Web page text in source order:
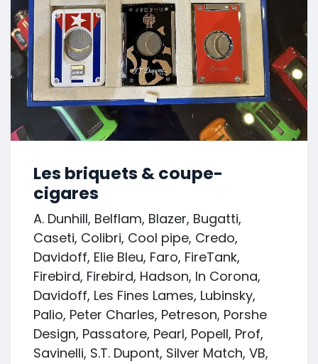
Les briquets & coupe-
cigares
A. Dunhill, Belflam, Blazer, Bugatti,
Caseti, Colibri, Cool pipe, Credo,
Davidoff, Elie Bleu, Faro, FireTank,
Firebird, Firebird, Hadson, In Corona,
Davidoff, Les Fines Lames, Lubinsky,
Palio, Peter Charles, Petreson, Porshe
Design, Passatore, Pearl, Popell, Prof,
Savinelli, S.T. Dupont, Silver Match, VB,